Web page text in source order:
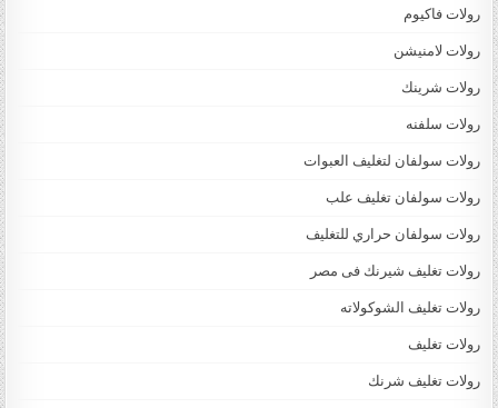
رولات فاكيوم
رولات لامنيشن
رولات شرينك
رولات سلفنه
رولات سولفان لتغليف العبوات
رولات سولفان تغليف علب
رولات سولفان حراري للتغليف
رولات تغليف شيرنك فى مصر
رولات تغليف الشوكولاته
رولات تغليف
رولات تغليف شرنك